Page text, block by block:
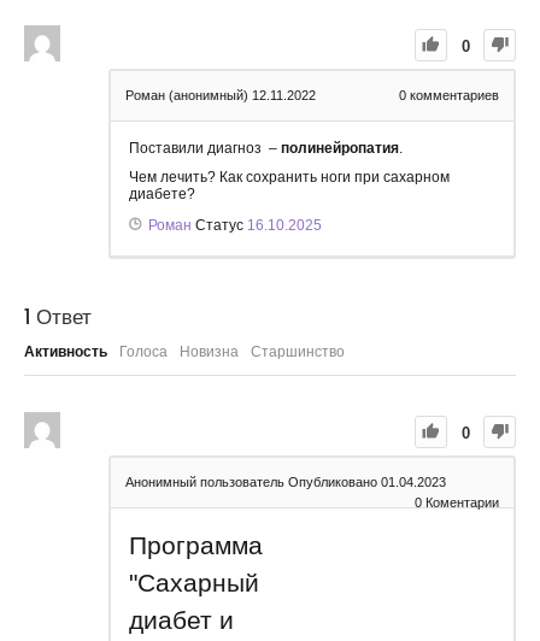
0
Роман (анонимный) 12.11.2022 0 комментариев
Поставили диагноз – полинейропатия
Чем лечить? Как сохранить ноги при сахарном
диабете?
Роман Статус 16.10.2025
1 Ответ
Активность Голоса Новизна Старшинство
0
Анонимный пользователь Опубликовано 01.04.2023
0 Коментарии
Программа
"Сахарный
диабет и